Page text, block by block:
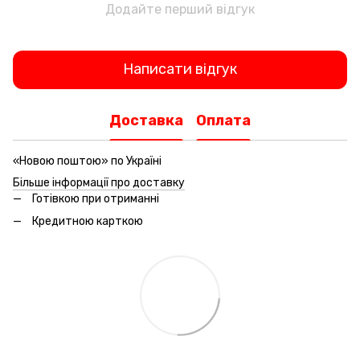
Додайте перший відгук
Написати відгук
Доставка Оплата
«Новою поштою» по Україні
Більше інформації про доставку
Готівкою при отриманні
Кредитною карткою